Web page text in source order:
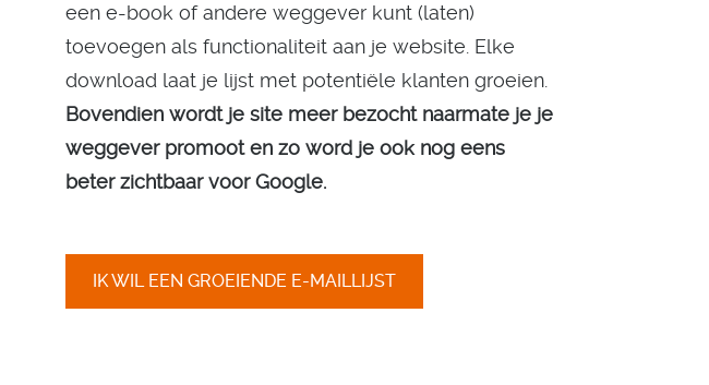
een e-book of andere weggever kunt (laten)
toevoegen als functionaliteit aan je website. Elke
download laat je lijst met potentiële klanten groeien.
Bovendien wordt je site meer bezocht naarmate je je
weggever promoot en zo word je ook nog eens
beter zichtbaar voor Google.
IK WIL EEN GROEIENDE E-MAILLIJST